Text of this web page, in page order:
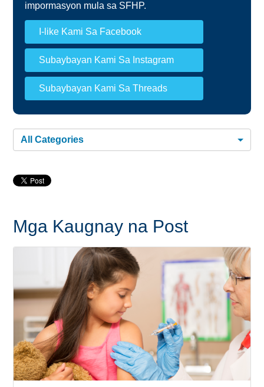
impormasyon mula sa SFHP.
I-like Kami Sa Facebook
Subaybayan Kami Sa Instagram
Subaybayan Kami Sa Threads
All Categories
Mga Kaugnay na Post